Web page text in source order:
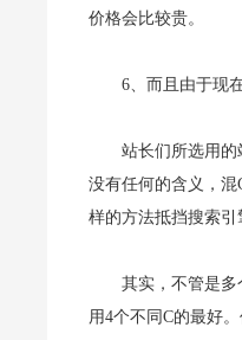
价格会比较贵。
6、而且由于现
站长们所选用
没有任何的含义，
样的方法抵挡搜索
其实，不管是多
用4个不同C的最好